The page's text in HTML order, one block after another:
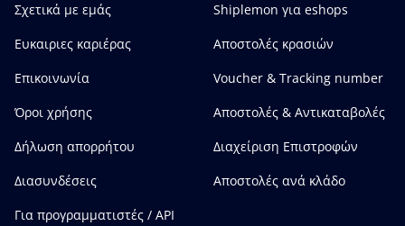
Σχετικά με εμάς
Ευκαιριες καριέρας
Επικοινωνία
Όροι χρήσης
Δήλωση απορρήτου
Διασυνδέσεις
Για προγραμματιστές / API
Shiplemon για eshops
Αποστολές κρασιών
Voucher & Tracking number
Αποστολές & Αντικαταβολές
Διαχείριση Επιστροφών
Αποστολές ανά κλάδο